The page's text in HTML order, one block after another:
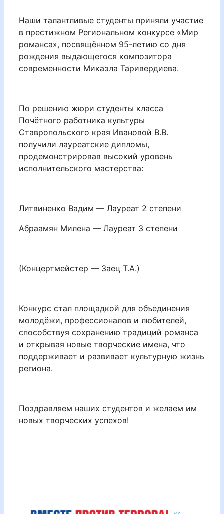
Наши талантливые студенты приняли участие
в престижном Региональном конкурсе «Мир
романса», посвящённом 95-летию со дня
рождения выдающегося композитора
современности Микаэла Таривердиева.
По решению жюри студенты класса
Почётного работника культуры
Ставропольского края Ивановой В.В.
получили лауреатские дипломы,
продемонстрировав высокий уровень
исполнительского мастерства:
Литвиненко Вадим — Лауреат 2 степени
Абраамян Милена — Лауреат 3 степени
(Концертмейстер — Заец Т.А.)
Конкурс стал площадкой для объединения
молодёжи, профессионалов и любителей,
способствуя сохранению традиций романса
и открывая новые творческие имена, что
поддерживает и развивает культурную жизнь
региона.
Поздравляем наших студентов и желаем им
новых творческих успехов!